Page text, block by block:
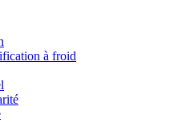
à froid